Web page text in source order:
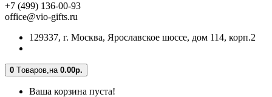
+7 (499) 136-00-93
office@vio-gifts.ru
129337, г. Москва, Ярославское шоссе, дом 114, корп.2
0 Tоваров,на 0.00р.
Ваша корзина пуста!